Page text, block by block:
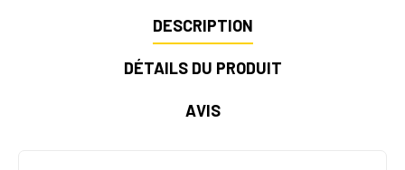
DESCRIPTION
DÉTAILS DU PRODUIT
AVIS